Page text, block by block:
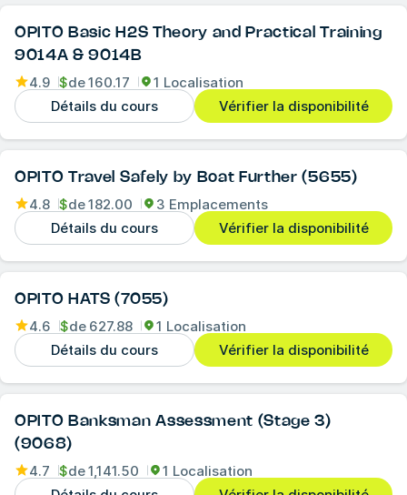
OPITO Basic H2S Theory and Practical Training
9014A & 9014B
4.9 $de160.17
1 Localisation
Détails du cours
Vérifier la disponibilité
OPITO Travel Safely by Boat Further (5655)
4.8 $de182.00
3 Emplacements
Détails du cours
Vérifier la disponibilité
OPITO HATS (7055)
4.6 $de 627.88
1 Localisation
Détails du cours
Vérifier la disponibilité
OPITO Banksman Assessment (Stage 3)
(9068)
4.7 $de1,141.50
1 Localisation